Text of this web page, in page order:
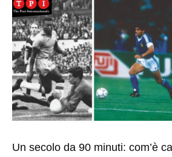
Un secolo da 90 minuti: com’è